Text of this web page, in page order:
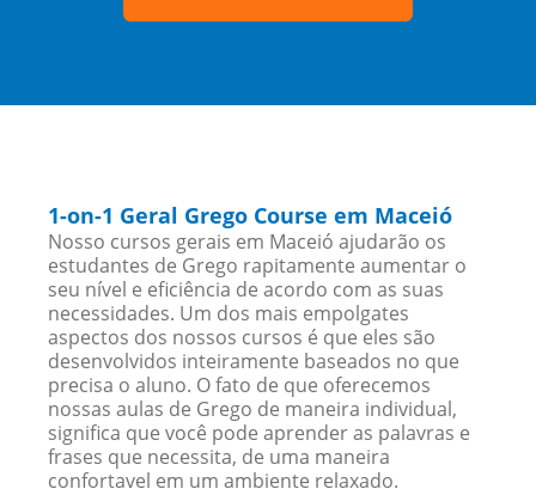
1-on-1 Geral Grego Course em Maceió
Nosso cursos gerais em Maceió ajudarão os
estudantes de Grego rapitamente aumentar o
seu nível e eficiência de acordo com as suas
necessidades. Um dos mais empolgates
aspectos dos nossos cursos é que eles são
desenvolvidos inteiramente baseados no que
precisa o aluno. O fato de que oferecemos
nossas aulas de Grego de maneira individual,
significa que você pode aprender as palavras e
frases que necessita, de uma maneira
confortavel em um ambiente relaxado.